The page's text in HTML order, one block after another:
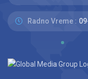
Radno Vreme :